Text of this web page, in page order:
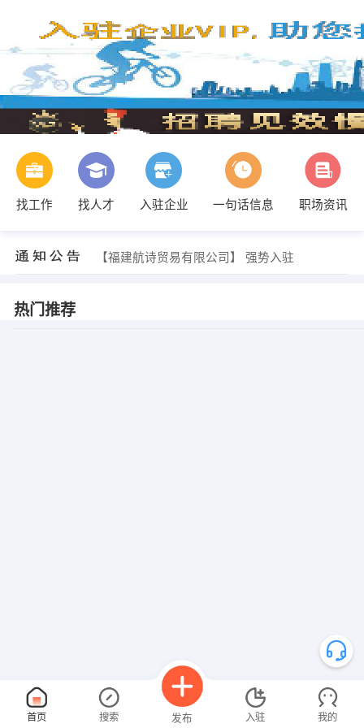
找工作 找人才 入驻企业 一句话信息 职场资讯
【福建航诗贸易有限公司】 强势入驻
热门推荐
首页 搜索 发布 入驻 我的